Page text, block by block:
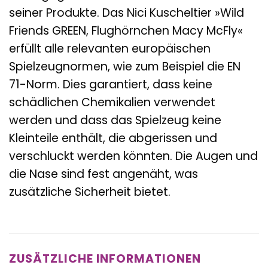
seiner Produkte. Das Nici Kuscheltier »Wild
Friends GREEN, Flughörnchen Macy McFly«
erfüllt alle relevanten europäischen
Spielzeugnormen, wie zum Beispiel die EN
71-Norm. Dies garantiert, dass keine
schädlichen Chemikalien verwendet
werden und dass das Spielzeug keine
Kleinteile enthält, die abgerissen und
verschluckt werden könnten. Die Augen und
die Nase sind fest angenäht, was
zusätzliche Sicherheit bietet.
ZUSÄTZLICHE INFORMATIONEN